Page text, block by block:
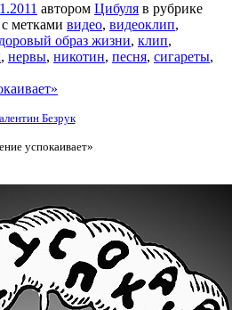
автором Цибуля в рубрике
с метками видео, видеоклип,
образ жизни, клип,
, нервы, никотин, песня, сигареты,
Безрук
успокаивает»